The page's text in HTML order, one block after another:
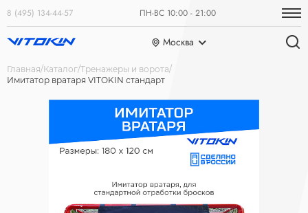
8 (495) 134-44-57 ПН-ВС 10:00 - 21:00
Москва
Главная Каталог Тренажеры и ворота
Имитатор вратаря VITOKIN стандарт